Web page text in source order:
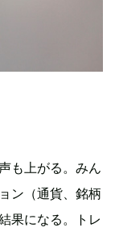
も上がる。みん
ン（通貨、銘柄
果になる。トレ